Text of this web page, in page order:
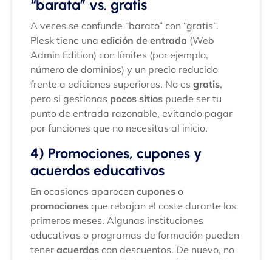
“barata” vs. gratis
A veces se confunde “barato” con “gratis”.
Plesk tiene una edición de entrada (Web
Admin Edition) con límites (por ejemplo,
número de dominios) y un precio reducido
frente a ediciones superiores. No es gratis,
pero si gestionas pocos sitios puede ser tu
punto de entrada razonable, evitando pagar
por funciones que no necesitas al inicio.
4) Promociones, cupones y
acuerdos educativos
En ocasiones aparecen cupones o
promociones que rebajan el coste durante los
primeros meses. Algunas instituciones
educativas o programas de formación pueden
tener acuerdos con descuentos. De nuevo, no